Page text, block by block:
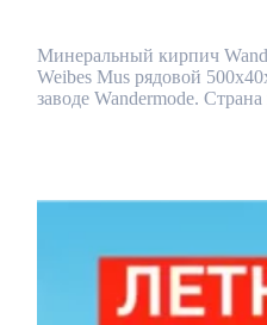
Weibes
Mus
рядовой
Минеральный кирпич
Weibes Mus рядовой
заводе Wandermode.